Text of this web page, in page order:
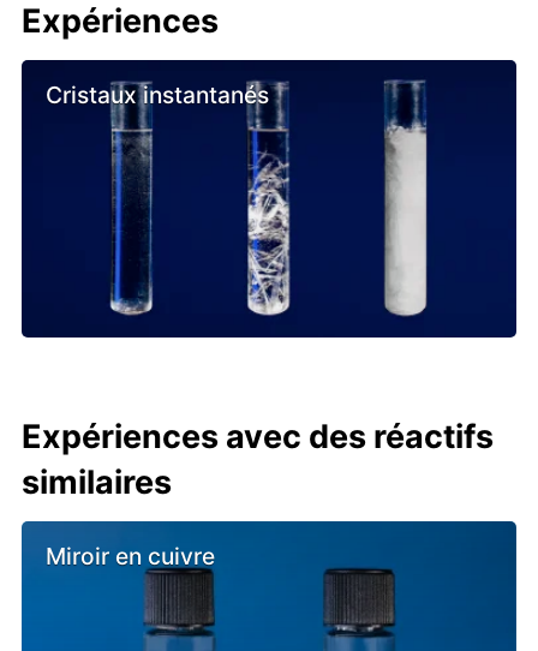
Expériences
Cristaux instantanés
Expériences avec des réactifs
similaires
Miroir en cuivre